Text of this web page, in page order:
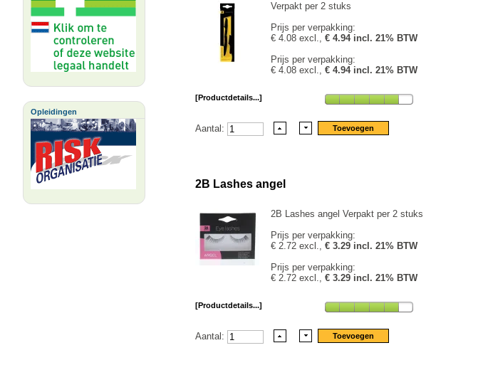
Opleidingen
Verpakt per 2 stuks
Prijs per verpakking:
€ 4.08 excl., € 4.94 incl. 21% BTW
Prijs per verpakking:
€ 4.08 excl., € 4.94 incl. 21% BTW
[Productdetails...]
Aantal:
2B Lashes angel
2B Lashes angel Verpakt per 2 stuks
Prijs per verpakking:
€ 2.72 excl., € 3.29 incl. 21% BTW
Prijs per verpakking:
€ 2.72 excl., € 3.29 incl. 21% BTW
[Productdetails...]
Aantal: